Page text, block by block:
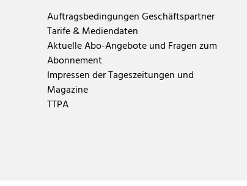
Auftragsbedingungen Geschäftspartner
Tarife & Mediendaten
Aktuelle Abo-Angebote und Fragen zum
Abonnement
Impressen der Tageszeitungen und
Magazine
TTPA